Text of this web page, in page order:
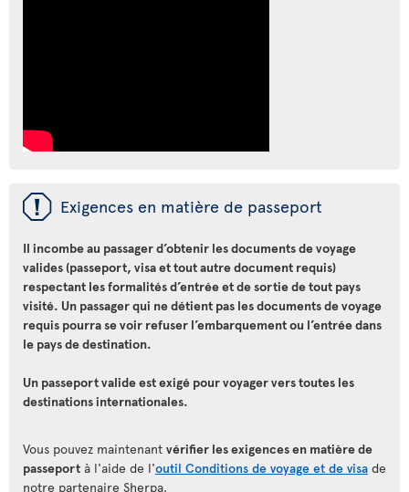
ü Exigences en matière de passeport
Il incombe au passager d’obtenir les documents de voyage
valides (passeport, visa et tout autre document requis)
respectant les formalités d’entrée et de sortie de tout pays
visité. Un passager qui ne détient pas les documents de voyage
requis pourra se voir refuser l’embarquement ou l’entrée dans
le pays de destination.
Un passeport valide est exigé pour voyager vers toutes les
destinations internationales.
Vous pouvez maintenant vérifier les exigences en matière de
passeport à l'aide de l'outil Conditions de voyage et de visa de
notre partenaire Sherpa.